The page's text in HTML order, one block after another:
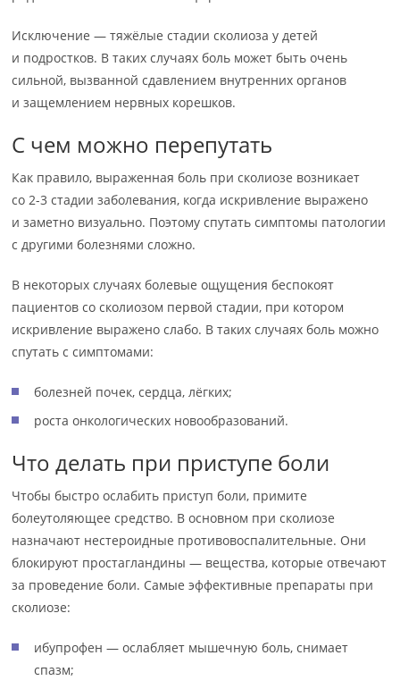
Исключение — тяжёлые стадии сколиоза у детей
и подростков. В таких случаях боль может быть очень
сильной, вызванной сдавлением внутренних органов
и защемлением нервных корешков.
С чем можно перепутать
Как правило, выраженная боль при сколиозе возникает
со 2-3 стадии заболевания, когда искривление выражено
и заметно визуально. Поэтому спутать симптомы патологии
с другими болезнями сложно.
В некоторых случаях болевые ощущения беспокоят
пациентов со сколиозом первой стадии, при котором
искривление выражено слабо. В таких случаях боль можно
спутать с симптомами:
болезней почек, сердца, лёгких;
роста онкологических новообразований.
Что делать при приступе боли
Чтобы быстро ослабить приступ боли, примите
болеутоляющее средство. В основном при сколиозе
назначают нестероидные противовоспалительные. Они
блокируют простагландины — вещества, которые отвечают
за проведение боли. Самые эффективные препараты при
сколиозе:
ибупрофен — ослабляет мышечную боль, снимает
спазм;